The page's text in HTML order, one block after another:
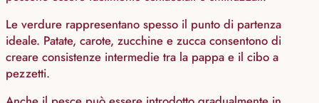
Le verdure rappresentano spesso il punto di partenza
ideale. Patate, carote, zucchine e zucca consentono di
creare consistenze intermedie tra la pappa e il cibo a
pezzetti.